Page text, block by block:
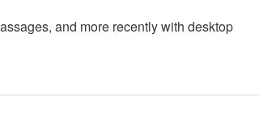
and more recently with desktop